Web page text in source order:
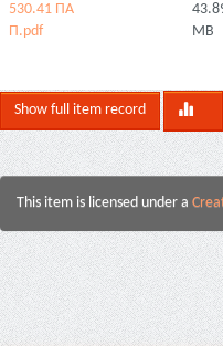
530.41 ΠΑ
Π.pdf
MB
Show full item record
This item is licensed under a